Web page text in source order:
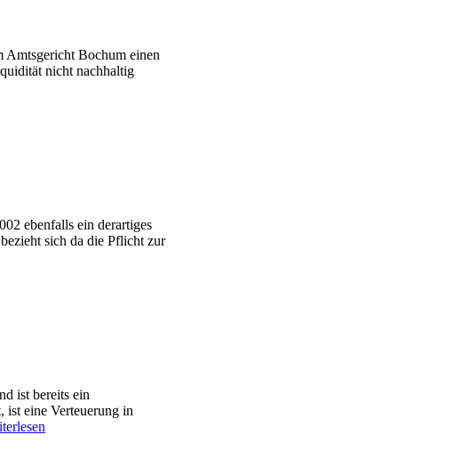
Amtsgericht Bochum einen
nicht nachhaltig
ebenfalls ein derartiges
sich da die Pflicht zur
ist bereits ein
ist eine Verteuerung in